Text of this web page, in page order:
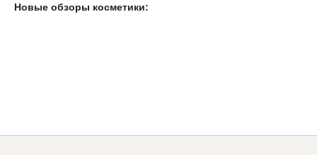
Новые обзоры косметики: